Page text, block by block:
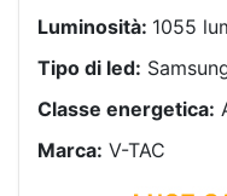
Luminosità: 1055
Tipo di led:
Classe energetica:
Marca: V-TAC